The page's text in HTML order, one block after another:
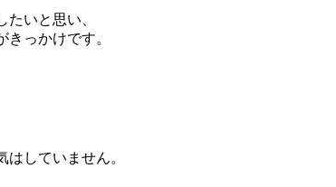
いと思い、
っかけです。
していません。